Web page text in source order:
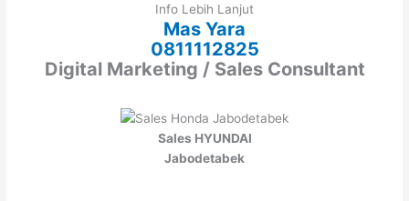
Info Lebih Lanjut
Mas Yara
0811112825
Digital Marketing / Sales Consultant
Sales HYUNDAI
Jabodetabek